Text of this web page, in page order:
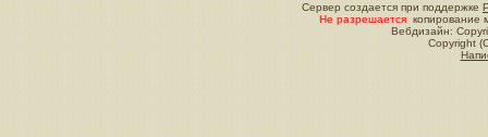
Сервер создается при поддержке
Не разрешается копирование
Вебдизайн:
Copyright